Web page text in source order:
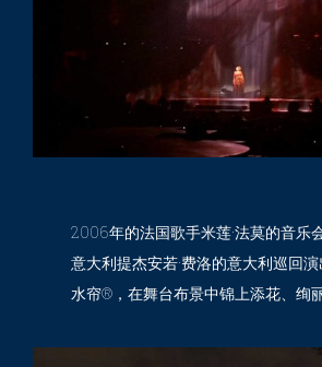
2006年的法国歌手米莲·法莫的音乐
意大利提杰安若·费洛的意大利巡回
水帘®，在舞台布景中锦上添花、绚丽